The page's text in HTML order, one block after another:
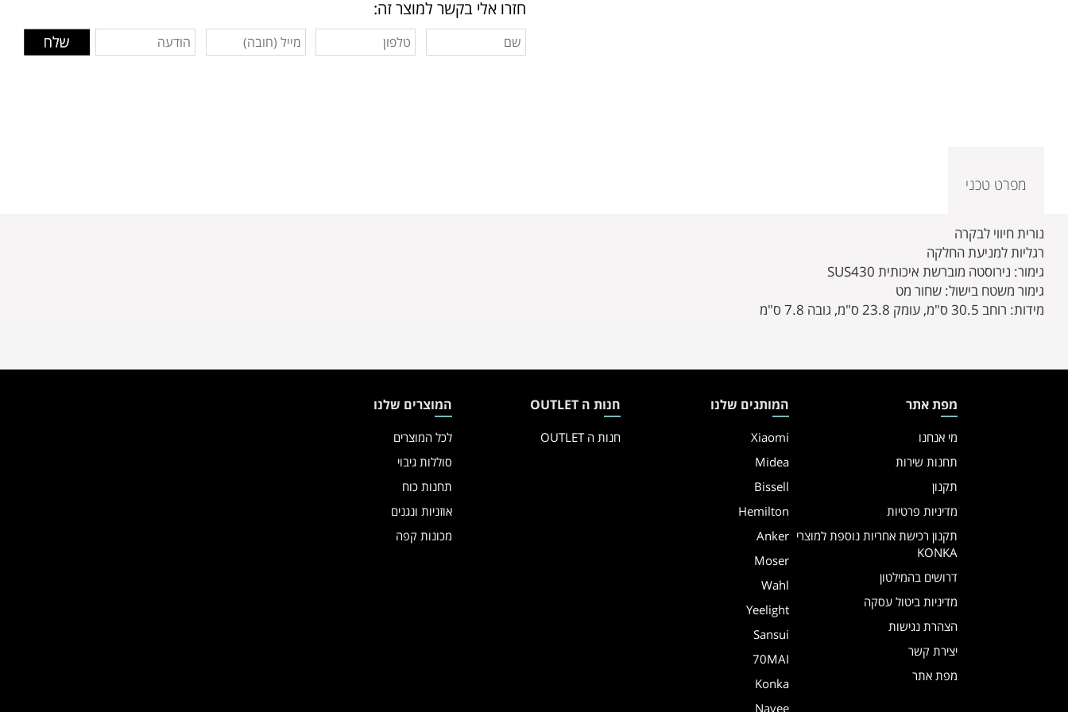
חזרו אלי בקשר למוצר זה:
מפרט טכני
נורית חיווי לבקרה
רגליות למניעת החלקה
גימור: נירוסטה מוברשת איכותית SUS430
גימור משטח בישול: שחור מט
מידות: רוחב 30.5 ס"מ, עומק 23.8 ס"מ, גובה 7.8 ס"מ
מפת אתר
מי אנחנו
תחנות שירות
תקנון
מדיניות פרטיות
תקנון רכישת אחריות נוספת למוצרי
KONKA
דרושים בהמילטון
מדיניות ביטול עסקה
הצהרת נגישות
יצירת קשר
מפת אתר
המותגים שלנו
Xiaomi
Midea
Bissell
Hemilton
Anker
Moser
Wahl
Yeelight
Sansui
70MAI
Konka
Navee
חנות ה OUTLET
חנות ה OUTLET
המוצרים שלנו
לכל המוצרים
סוללות גיבוי
תחנות כוח
אוזניות ונגנים
מכונות קפה